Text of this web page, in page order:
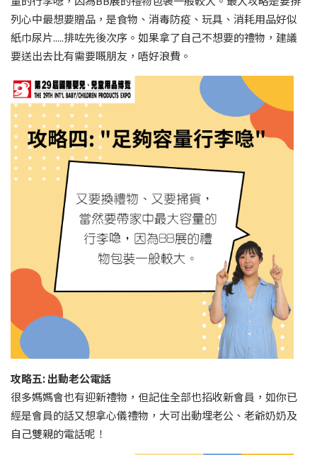
列心中最想要贈品，是食物、消毒防疫、玩具、消耗用品好似
紙巾尿片.....排咗先後次序。如果拿了自己不想要的禮物，建議
要送出去比有需要嘅朋友，唔好浪費。
攻略五: 出動老公電話
很多媽媽會也有迎新禮物，但記住全部也招收新會員，如你已
經是會員的話又想拿心儀禮物，大可出動埋老公、老爺奶奶及
自己雙親的電話呢！